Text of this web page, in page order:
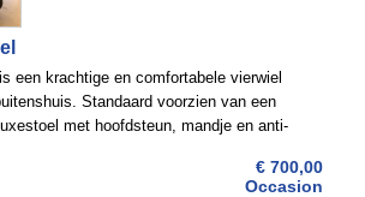
een krachtige en comfortabele vierwiel
Standaard voorzien van een
met hoofdsteun, mandje en anti-
heeft een uitgebreid ...
€ 700,00
Occasion